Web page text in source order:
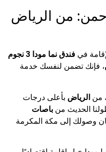
الرياض
نما مودا 3 نجوم
لنفسك خدمة
بأعلى درجات
منباصات
مكة المكرمة